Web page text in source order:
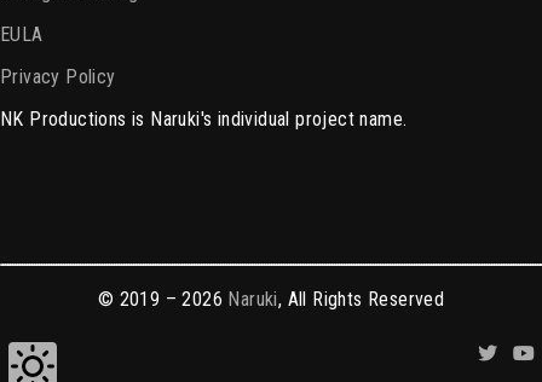
EULA
Privacy Policy
NK Productions is Naruki's individual project name.
© 2019 – 2026 Naruki, All Rights Reserved